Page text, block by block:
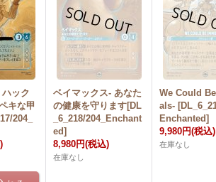
ック
キな甲
204_
ベイマックス- あなた
の健康を守ります[DL
_6_218/204_Enchant
ed]
8,980円(税込)
在庫なし
We Could
als-
Enchanted]
9,980円(税込)
在庫なし